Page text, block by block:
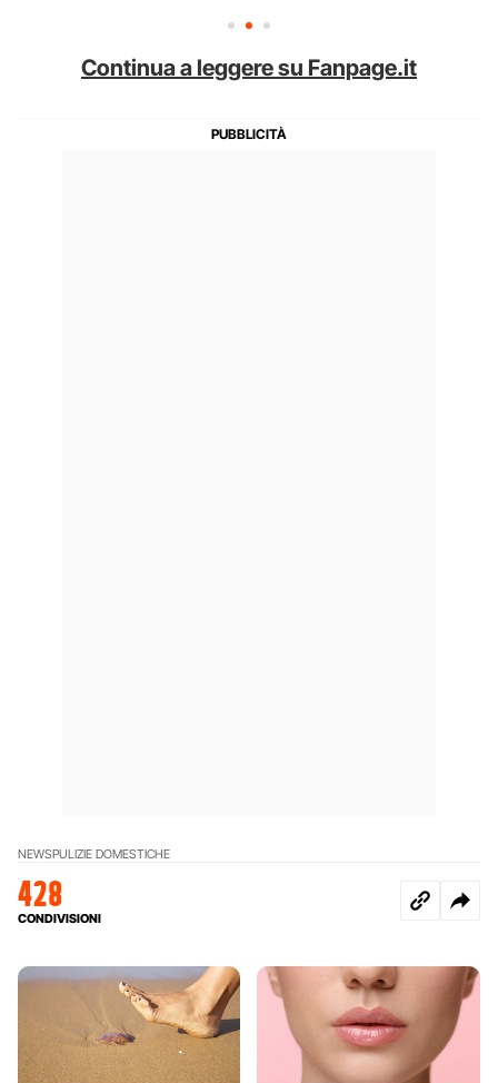
Continua a leggere su Fanpage.it
NEWSPULIZIE DOMESTICHE
428
CONDIVISIONI